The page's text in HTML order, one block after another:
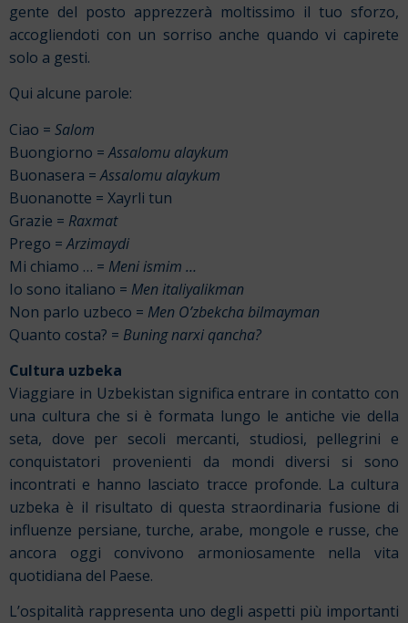
gente del posto apprezzerà moltissimo il tuo sforzo,
accogliendoti con un sorriso anche quando vi capirete
solo a gesti.
Qui alcune parole:
Ciao = Salom
Buongiorno =Assalomu alaykum
Buonasera =Assalomu alaykum
Buonanotte = Xayrli tun
Grazie = Raxmat
Prego =Arzimaydi
Mi chiamo … = Meni ismim …
Io sono italiano = Men italiyalikman
Non parlo uzbeco = Men O’zbekcha bilmayman
Quanto costa? = Buning narxi qancha?
Cultura uzbeka
Viaggiare in Uzbekistan significa entrare in contatto con
una cultura che si è formata lungo le antiche vie della
seta, dove per secoli mercanti, studiosi, pellegrini e
conquistatori provenienti da mondi diversi si sono
incontrati e hanno lasciato tracce profonde. La cultura
uzbeka è il risultato di questa straordinaria fusione di
influenze persiane, turche, arabe, mongole e russe, che
ancora oggi convivono armoniosamente nella vita
quotidiana del Paese.
L’ospitalità rappresenta uno degli aspetti più importanti